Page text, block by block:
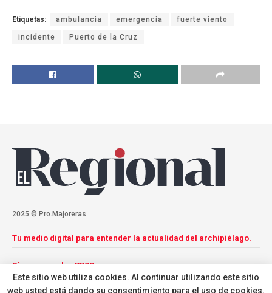
Etiquetas: ambulancia emergencia fuerte viento
incidente Puerto de la Cruz
2025 © Pro.Majoreras
Tu medio digital para entender la actualidad del archipiélago.
Síguenos en las RRSS
Este sitio web utiliza cookies. Al continuar utilizando este sitio
web usted está dando su consentimiento para el uso de cookies.